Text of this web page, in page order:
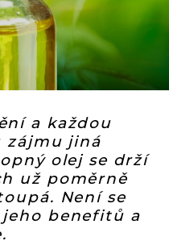
a každou
zájmu jiná
olej se drží
už poměrně
Není se
benefitů a